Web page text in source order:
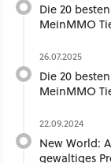
Die 20
MeinMMO
26.07.2025
Die 20
MeinMMO
22.09.2024
New World:
gewaltiges